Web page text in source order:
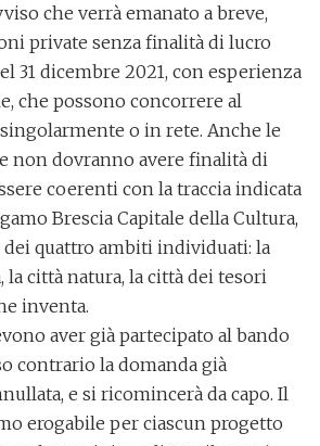
che verrà emanato a breve,
private senza finalità di lucro
31 dicembre 2021, con esperienza
che possono concorrere al
o in rete. Anche le
non dovranno avere finalità di
coerenti con la traccia indicata
Brescia Capitale della Cultura,
quattro ambiti individuati: la
la città natura, la città dei tesori
inventa.
aver già partecipato al bando
contrario la domanda già
e si ricomincerà da capo. Il
erogabile per ciascun progetto